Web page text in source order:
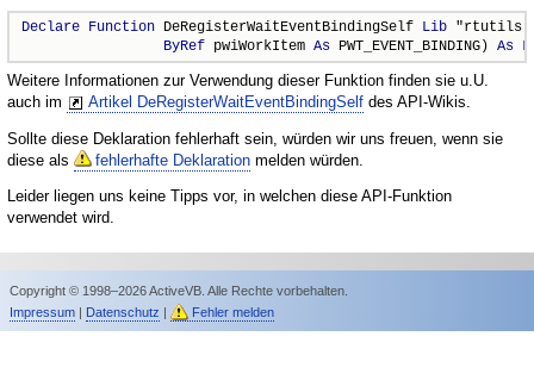
Declare Function DeRegisterWaitEventBindingSelf Lib
ByRef pwiWorkItem As PWT_EVENT_BINDING) As
Weitere Informationen zur Verwendung dieser Funktion finden sie u.U.
auch im
Artikel DeRegisterWaitEventBindingSelf des API-Wikis.
Sollte diese Deklaration fehlerhaft sein, würden wir uns freuen, wenn sie
diese als
fehlerhafte Deklaration melden würden.
Leider liegen uns keine Tipps vor, in welchen diese API-Funktion
verwendet wird.
Copyright © 1998–2026 ActiveVB. Alle Rechte vorbehalten.
Impressum| Datenschutz | Fehler melden